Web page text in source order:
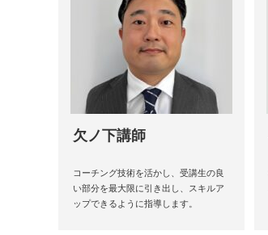
欠ノ下講師
コーチング技術を活かし、受講生の良
い部分を最大限に引き出し、スキルア
ップできるように指導します。